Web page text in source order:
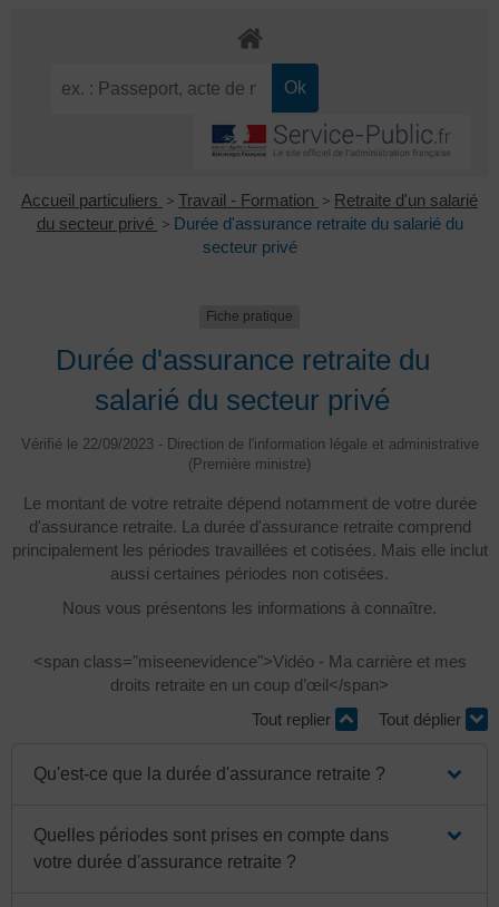
Accueil particuliers > Travail - Formation > Retraite d'un salarié
du secteur privé > Durée d'assurance retraite du salarié du
secteur privé
Fiche pratique
Durée d'assurance retraite du
salarié du secteur privé
Vérifié le 22/09/2023 - Direction de l'information légale et administrative
(Première ministre)
Le montant de votre retraite dépend notamment de votre durée
d'assurance retraite. La durée d'assurance retraite comprend
principalement les périodes travaillées et cotisées. Mais elle inclut
aussi certaines périodes non cotisées.
Nous vous présentons les informations à connaître.
<span class="miseenevidence">Vidéo - Ma carrière et mes
droits retraite en un coup d’œil</span>
Tout replier
Tout déplier
Qu'est-ce que la durée d'assurance retraite ?
Quelles périodes sont prises en compte dans
votre durée d'assurance retraite ?